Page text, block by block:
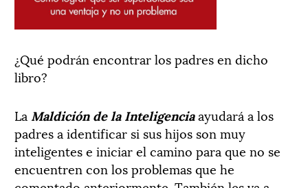
¿Qué podrán encontrar los padres en dicho
libro?
La Maldición de la Inteligenciaayudará a los
padres a identificar si sus hijos son muy
inteligentes e iniciar el camino para que no se
encuentren con los problemas que he